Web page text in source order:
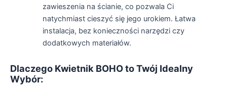
zawieszenia na ścianie, co pozwala Ci
natychmiast cieszyć się jego urokiem. Łatwa
instalacja, bez konieczności narzędzi czy
dodatkowych materiałów.
Dlaczego Kwietnik BOHO to Twój Idealny
Wybór: